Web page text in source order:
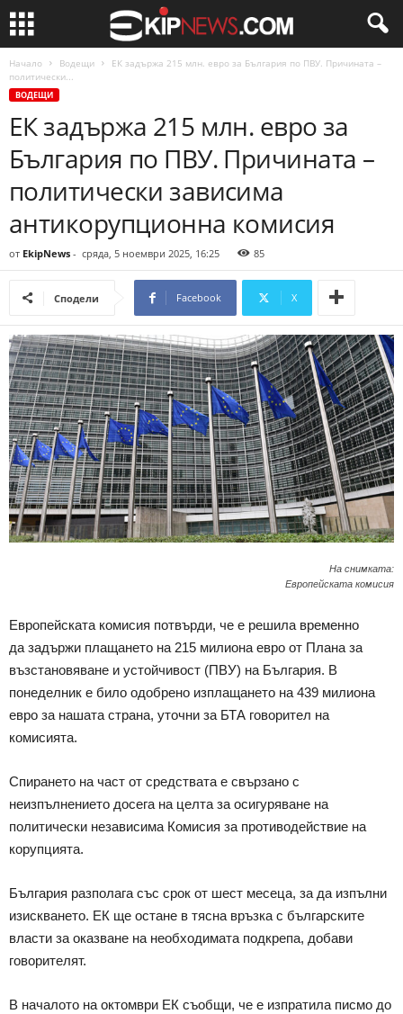
Начало Водещи
ЕК задържа 215 млн. евро за България по ПВУ. Причината –
политически...
ВОДЕЩИ
ЕК задържа 215 млн. евро за
България по ПВУ. Причината –
политически зависима
антикорупционна комисия
от EkipNews - сряда, 5 ноември 2025, 16:25 85
Сподели Facebook X
На снимката:
Европейската комисия
Европейската комисия потвърди, че е решила временно
да задържи плащането на 215 милиона евро от Плана за
възстановяване и устойчивост (ПВУ) на България. В
понеделник е било одобрено изплащането на 439 милиона
евро за нашата страна, уточни за БТА говорител на
комисията.
Спирането на част от средствата е свързано с
неизпълнението досега на целта за осигуряване на
политически независима Комисия за противодействие на
корупцията.
България разполага със срок от шест месеца, за да изпълни
изискването. ЕК ще остане в тясна връзка с българските
власти за оказване на необходимата подкрепа, добави
говорителят.
В началото на октомври ЕК съобщи, че е изпратила писмо до